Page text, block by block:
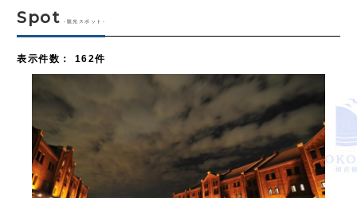
Spot -観光スポット-
表示件数 ： 162件